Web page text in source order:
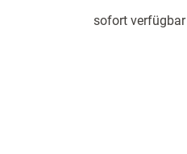
sofort verfügbar